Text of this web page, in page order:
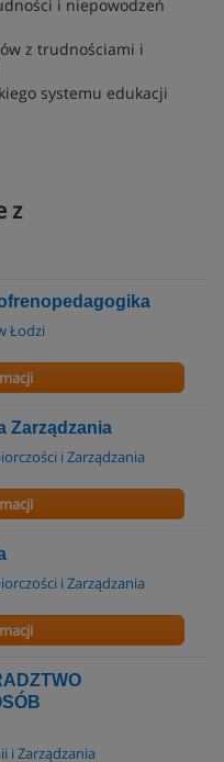
i niepowodzeń
z trudnościami i
systemu edukacji
z
Łodzi
Zarządzania
i Zarządzania
i Zarządzania
i Zarządzania